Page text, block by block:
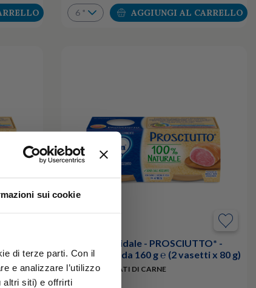
sui cookie
di terze parti. Con il
e analizzare l’utilizzo
altri siti) e offrirti
AGGIUNGI AL CARRELLO
DI
Carrello Solidale - PROSCIUTTO* -
Confezione da 160 g ℮ (2 vasetti x 80 g)
OMOGENEIZZATI DI CARNE